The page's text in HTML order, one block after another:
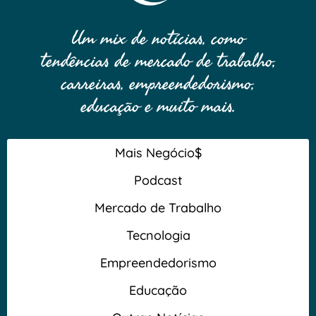
Um mix de notícias, como
tendências de mercado de trabalho,
carreiras, empreendedorismo,
educação e muito mais.
Mais Negócio$
Podcast
Mercado de Trabalho
Tecnologia
Empreendedorismo
Educação